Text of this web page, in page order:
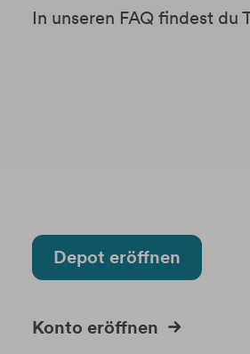
In unseren FAQ findest du
Depot eröffnen
Konto eröffnen